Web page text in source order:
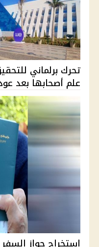
تحرك برلماني
علم أصحابها بعد